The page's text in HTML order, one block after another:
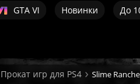
GTA VI Новинки До
Прокат игр для PS4 Slime